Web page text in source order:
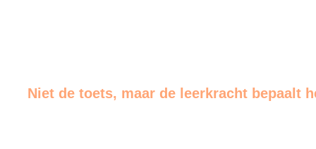
Niet de toets, maar de leerkracht bepaalt